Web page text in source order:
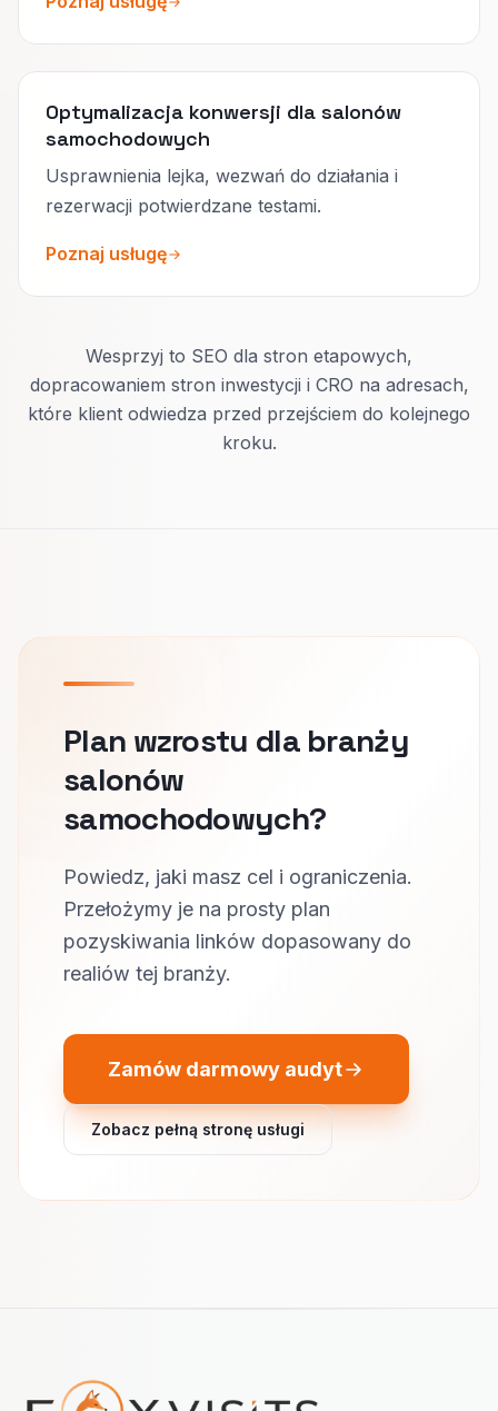
Optymalizacja konwersji dla salonów
samochodowych
Usprawnienia lejka, wezwań do działania i
rezerwacji potwierdzane testami.
Poznaj usługę
Wesprzyj to SEO dla stron etapowych,
dopracowaniem stron inwestycji i CRO na adresach,
które klient odwiedza przed przejściem do kolejnego
kroku.
Plan wzrostu dla branży
salonów
samochodowych?
Powiedz, jaki masz cel i ograniczenia.
Przełożymy je na prosty plan
pozyskiwania linków dopasowany do
realiów tej branży.
Zamów darmowy audyt
Zobacz pełną stronę usługi
Nawigacja w stopce